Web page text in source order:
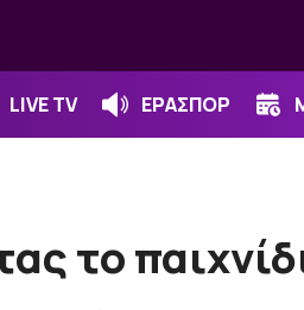
LIVE TV ΕΡΑΣΠΟΡ
το